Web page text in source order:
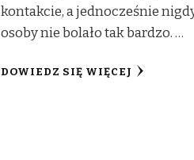
kontakcie, a jednocześnie
osoby nie bolało tak bardzo. …
DOWIEDZ SIĘ WIĘCEJ